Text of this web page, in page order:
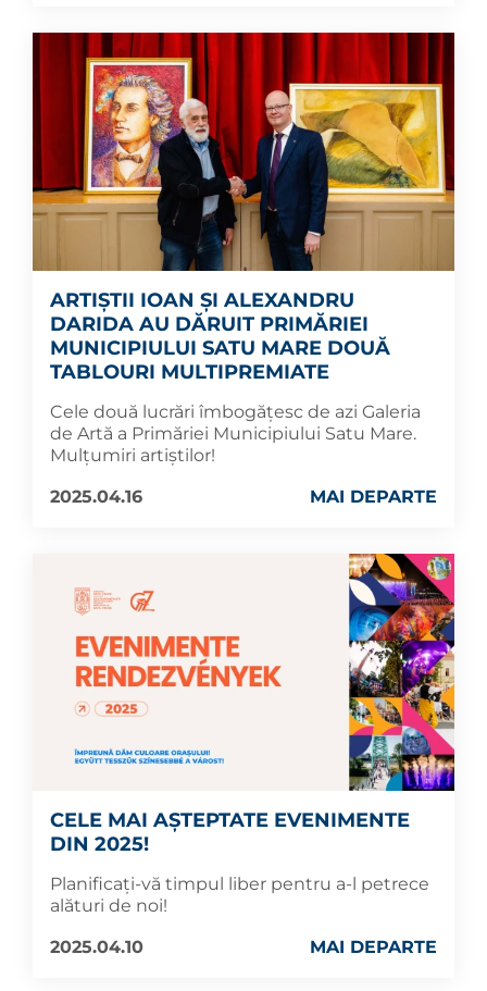
ARTIȘTII IOAN ȘI ALEXANDRU
DARIDA AU DĂRUIT PRIMĂRIEI
MUNICIPIULUI SATU MARE DOUĂ
TABLOURI MULTIPREMIATE
Cele două lucrări îmbogățesc de azi Galeria
de Artă a Primăriei Municipiului Satu Mare.
Mulțumiri artiștilor!
2025.04.16
MAI DEPARTE
CELE MAI AȘTEPTATE EVENIMENTE
DIN 2025!
Planificați-vă timpul liber pentru a-l petrece
alături de noi!
2025.04.10
MAI DEPARTE